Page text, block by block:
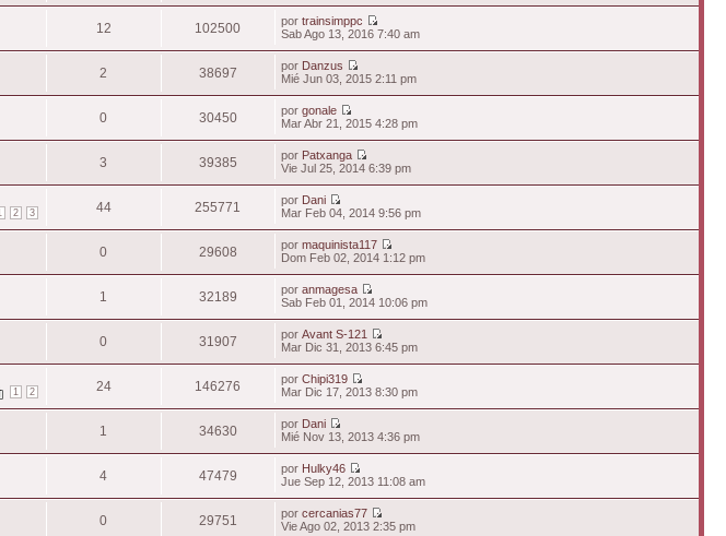
12 102500 portrainsimppc
Sab Ago 13, 2016 7:40 am
2 38697 por Danzus
Mié Jun 03, 2015 2:11 pm
0 30450 porgonale
Mar Abr 21, 2015 4:28 pm
3 39385 por Patxanga
Vie Jul 25, 2014 6:39 pm
2 3 44 255771 por Dani
Mar Feb 04, 2014 9:56 pm
0 29608 pormaquinista117
Dom Feb 02, 2014 1:12 pm
1 32189 poranmagesa
Sab Feb 01, 2014 10:06 pm
0 31907 porAvant S-121
Mar Dic 31, 2013 6:45 pm
1 2 24 146276 porChipi319
Mar Dic 17, 2013 8:30 pm
1 34630 por Dani
Mié Nov 13, 2013 4:36 pm
4 47479 por Hulky46
Jue Sep 12, 2013 11:08 am
0 29751 porcercanias77
Vie Ago 02, 2013 2:35 pm